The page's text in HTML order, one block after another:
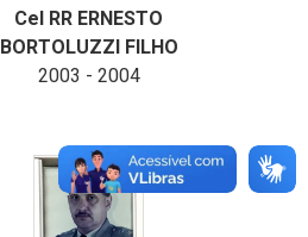
Cel RR ERNESTO
BORTOLUZZI FILHO
2003 - 2004